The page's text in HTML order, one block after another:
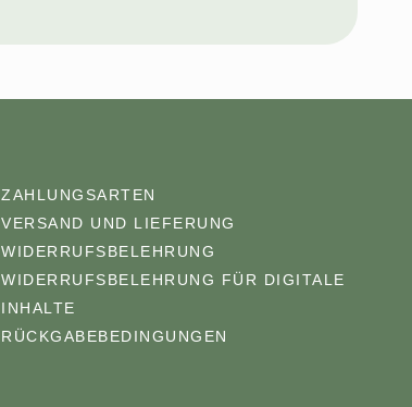
ZAHLUNGSARTEN
VERSAND UND LIEFERUNG
WIDERRUFSBELEHRUNG
WIDERRUFSBELEHRUNG FÜR DIGITALE
INHALTE
RÜCKGABEBEDINGUNGEN